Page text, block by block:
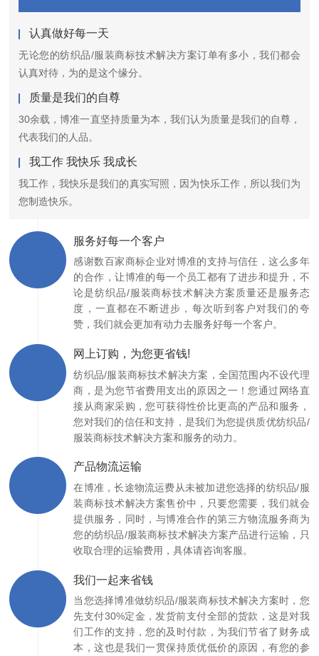
认真做好每一天
无论您的纺织品/服装商标技术解决方案订单有多小，我们都会
认真对待，为的是这个缘分。
质量是我们的自尊
30余载，博准一直坚持质量为本，我们认为质量是我们的自尊，
代表我们的人品。
我工作 我快乐 我成长
我工作，我快乐是我们的真实写照，因为快乐工作，所以我们为
您制造快乐。
服务好每一个客户
感谢数百家商标企业对博准的支持与信任，这么多年
的合作，让博准的每一个员工都有了进步和提升，不
论是纺织品/服装商标技术解决方案质量还是服务态
度，一直都在不断进步，每次听到客户对我们的夸
赞，我们就会更加有动力去服务好每一个客户。
网上订购，为您更省钱!
纺织品/服装商标技术解决方案，全国范围内不设代理
商，是为您节省费用支出的原因之一！您通过网络直
接从商家采购，您可获得性价比更高的产品和服务，
您对我们的信任和支持，是我们为您提供质优纺织品/
服装商标技术解决方案和服务的动力。
产品物流运输
在博准，长途物流运费从未被加进您选择的纺织品/服
装商标技术解决方案售价中，只要您需要，我们就会
提供服务，同时，与博准合作的第三方物流服务商为
您的纺织品/服装商标技术解决方案产品进行运输，只
收取合理的运输费用，具体请咨询客服。
我们一起来省钱
当您选择博准做纺织品/服装商标技术解决方案时，您
先支付30%定金，发货前支付全部的货款，这是对我
们工作的支持，您的及时付款，为我们节省了财务成
本，这也是我们一贯保持质优低价的原因，有您的参